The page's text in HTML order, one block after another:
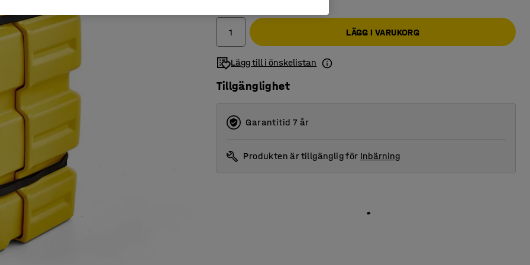
LÄGG I VARUKORG
Lägg till i önskelistan
Tillgänglighet
Garantitid 7 år
Produkten är tillgänglig för Inbärning